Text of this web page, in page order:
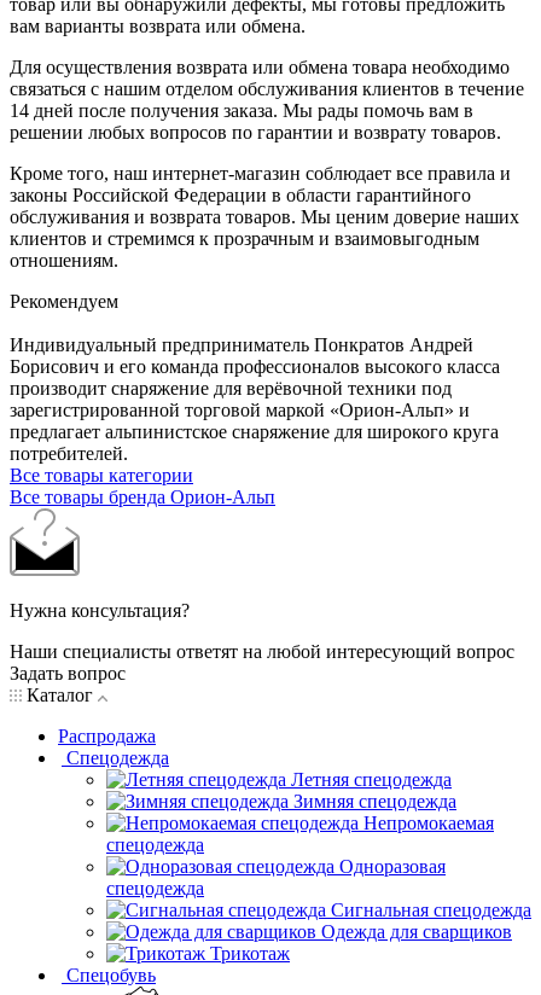
вам варианты возврата или обмена.
Для осуществления возврата или обмена товара необходимо
связаться с нашим отделом обслуживания клиентов в течение
14 дней после получения заказа. Мы рады помочь вам в
решении любых вопросов по гарантии и возврату товаров.
Кроме того, наш интернет-магазин соблюдает все правила и
законы Российской Федерации в области гарантийного
обслуживания и возврата товаров. Мы ценим доверие наших
клиентов и стремимся к прозрачным и взаимовыгодным
отношениям.
Рекомендуем
Индивидуальный предприниматель Понкратов Андрей
Борисович и его команда профессионалов высокого класса
производит снаряжение для верёвочной техники под
зарегистрированной торговой маркой «Орион-Альп» и
предлагает альпинистское снаряжение для широкого круга
потребителей.
Все товары категории
Все товары бренда Орион-Альп
Нужна консультация?
Наши специалисты ответят на любой интересующий вопрос
Задать вопрос
Каталог
Распродажа
Спецодежда
Летняя спецодежда
Зимняя спецодежда
Непромокаемая
спецодежда
Одноразовая
спецодежда
Сигнальная спецодежда
Одежда для сварщиков
Трикотаж
Спецобувь